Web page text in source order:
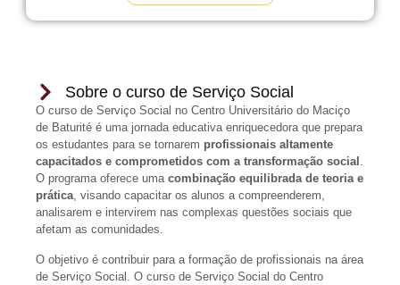
Sobre o curso de Serviço Social
O curso de Serviço Social no Centro Universitário do Maciço
de Baturité é uma jornada educativa enriquecedora que prepara
os estudantes para se tornarem profissionais altamente
capacitados e comprometidos com a transformação social .
O programa oferece uma combinação equilibrada de teoria e
prática, visando capacitar os alunos a compreenderem,
analisarem e intervirem nas complexas questões sociais que
afetam as comunidades.
O objetivo é contribuir para a formação de profissionais na área
de Serviço Social. O curso de Serviço Social do Centro